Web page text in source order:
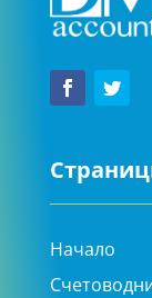
Начало